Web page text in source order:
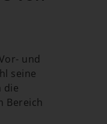
und
seine
die
Bereich